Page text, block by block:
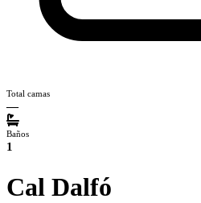
Total camas
—
Baños
1
Cal Dalfó